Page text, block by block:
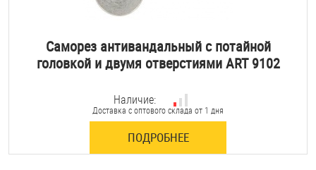
Саморез антивандальный с потайной
головкой и двумя отверстиями ART 9102
Наличие:
Доставка с оптового склада от 1 дня
ПОДРОБНЕЕ